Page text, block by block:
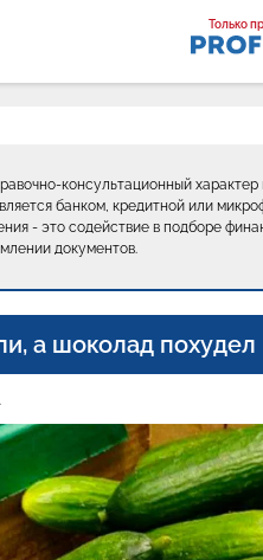
Только
консультационный
банком, кредитной или
- это содействие в подборе
документов.
а шоколад похудел